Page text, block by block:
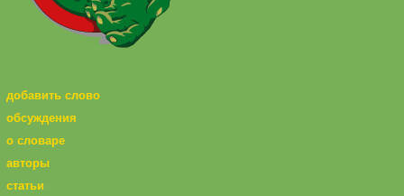
добавить слово
обсуждения
о словаре
авторы
статьи